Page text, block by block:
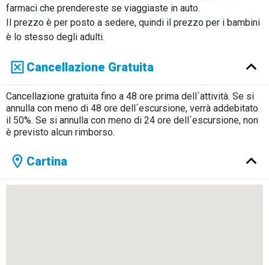
farmaci che prendereste se viaggiaste in auto.
Il prezzo è per posto a sedere, quindi il prezzo per i bambini
è lo stesso degli adulti.
Cancellazione Gratuita
Cancellazione gratuita fino a 48 ore prima dell´attività. Se si
annulla con meno di 48 ore dell´escursione, verrà addebitato
il 50%. Se si annulla con meno di 24 ore dell´escursione, non
è previsto alcun rimborso.
Cartina